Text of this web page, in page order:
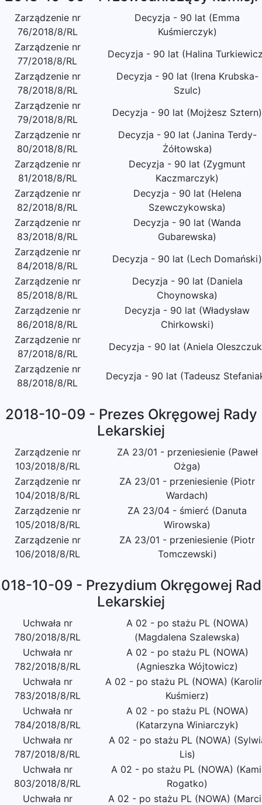
Zarządzenie nr
76/2018/8/RL
Decyzja - 90 lat (Emma
Kuśmierczyk)
Zarządzenie nr
77/2018/8/RL
Decyzja - 90 lat (Halina
Zarządzenie nr
78/2018/8/RL
Decyzja - 90 lat (Irena Krubska-
Szulc)
Zarządzenie nr
79/2018/8/RL
Decyzja - 90 lat (Mojżesz Sztern)
Zarządzenie nr
80/2018/8/RL
Decyzja - 90 lat (Janina Terdy-
Żółtowska)
Zarządzenie nr
81/2018/8/RL
Decyzja - 90 lat (Zygmunt
Kaczmarczyk)
Zarządzenie nr
82/2018/8/RL
Decyzja - 90 lat (Helena
Szewczykowska)
Zarządzenie nr
83/2018/8/RL
Decyzja - 90 lat (Wanda
Gubarewska)
Zarządzenie nr
84/2018/8/RL
Decyzja - 90 lat (Lech Domański)
Zarządzenie nr
85/2018/8/RL
Decyzja - 90 lat (Daniela
Choynowska)
Zarządzenie nr
86/2018/8/RL
Decyzja - 90 lat (Władysław
Chirkowski)
Zarządzenie nr
87/2018/8/RL
Decyzja - 90 lat (Aniela
Zarządzenie nr
88/2018/8/RL
Decyzja - 90 lat (Tadeusz
2018-10-09 - Prezes Okręgowej Rady
Lekarskiej
Zarządzenie nr
103/2018/8/RL
ZA 23/01 - przeniesienie (Paweł
Ożga)
Zarządzenie nr
104/2018/8/RL
ZA 23/01 - przeniesienie (Piotr
Wardach)
Zarządzenie nr
105/2018/8/RL
ZA 23/04 - śmierć (Danuta
Wirowska)
Zarządzenie nr
106/2018/8/RL
ZA 23/01 - przeniesienie (Piotr
Tomczewski)
10-09 - Prezydium Okręgowej
Lekarskiej
Uchwała nr
780/2018/8/RL
A 02 - po stażu PL (NOWA)
(Magdalena Szalewska)
Uchwała nr
782/2018/8/RL
A 02 - po stażu PL (NOWA)
(Agnieszka Wójtowicz)
Uchwała nr
783/2018/8/RL
A 02 - po stażu PL (NOWA)
Kuśmierz)
Uchwała nr
784/2018/8/RL
A 02 - po stażu PL (NOWA)
(Katarzyna Winiarczyk)
Uchwała nr
787/2018/8/RL
A 02 - po stażu PL (NOWA)
Lis)
Uchwała nr
803/2018/8/RL
A 02 - po stażu PL (NOWA)
Rogatko)
Uchwała nr
A 02 - po stażu PL (NOWA)